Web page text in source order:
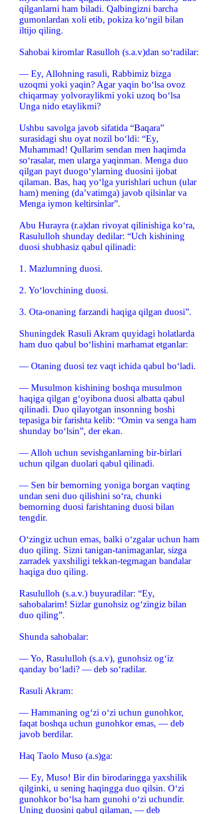
qilganlarni ham biladi. Qalbingizni barcha
gumonlardan xoli etib, pokiza ko‘ngil bilan
iltijo qiling.
Sahobai kiromlar Rasulloh (s.a.v)dan so‘radilar:
— Ey, Allohning rasuli, Rabbimiz bizga
uzoqmi yoki yaqin? Agar yaqin bo‘lsa ovoz
chiqarmay yolvoraylikmi yoki uzoq bo‘lsa
Unga nido etaylikmi?
Ushbu savolga javob sifatida “Baqara”
surasidagi shu oyat nozil bo‘ldi: “Ey,
Muhammad! Qullarim sendan men haqimda
so‘rasalar, men ularga yaqinman. Menga duo
qilgan payt duogo‘ylarning duosini ijobat
qilaman. Bas, haq yo‘lga yurishlari uchun (ular
ham) mening (da’vatimga) javob qilsinlar va
Menga iymon keltirsinlar”.
Abu Hurayra (r.a)dan rivoyat qilinishiga ko‘ra,
Rasululloh shunday dedilar: “Uch kishining
duosi shubhasiz qabul qilinadi:
1. Mazlumning duosi.
2. Yo‘lovchining duosi.
3. Ota-onaning farzandi haqiga qilgan duosi”.
Shuningdek Rasuli Akram quyidagi holatlarda
ham duo qabul bo‘lishini marhamat etganlar:
— Otaning duosi tez vaqt ichida qabul bo‘ladi.
— Musulmon kishining boshqa musulmon
haqiga qilgan g‘oyibona duosi albatta qabul
qilinadi. Duo qilayotgan insonning boshi
tepasiga bir farishta kelib: “Omin va senga ham
shunday bo‘lsin”, der ekan.
— Alloh uchun sevishganlarning bir-birlari
uchun qilgan duolari qabul qilinadi.
— Sen bir bemorning yoniga borgan vaqting
undan seni duo qilishini so‘ra, chunki
bemorning duosi farishtaning duosi bilan
tengdir.
O‘zingiz uchun emas, balki o‘zgalar uchun ham
duo qiling. Sizni tanigan-tanimaganlar, sizga
zarradek yaxshiligi tekkan-tegmagan bandalar
haqiga duo qiling.
Rasululloh (s.a.v.) buyuradilar: “Ey,
sahobalarim! Sizlar gunohsiz og‘zingiz bilan
duo qiling”.
Shunda sahobalar:
— Yo, Rasululloh (s.a.v), gunohsiz og‘iz
qanday bo‘ladi? — deb so‘radilar.
Rasuli Akram:
— Hammaning og‘zi o‘zi uchun gunohkor,
faqat boshqa uchun gunohkor emas, — deb
javob berdilar.
Haq Taolo Muso (a.s)ga:
— Ey, Muso! Bir din birodaringga yaxshilik
qilginki, u sening haqingga duo qilsin. O‘zi
gunohkor bo‘lsa ham gunohi o‘zi uchundir.
Uning duosini qabul qilaman, — deb